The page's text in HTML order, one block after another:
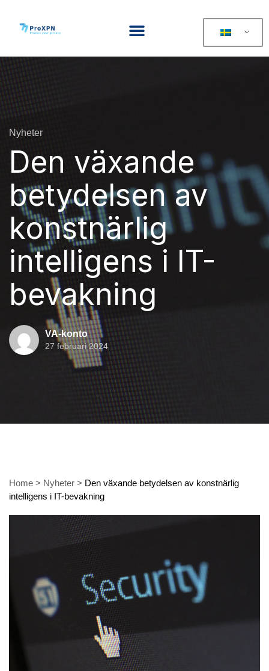
Nyheter
Den växande
betydelsen av
konstnärlig
intelligens i IT-
bevakning
VA-konto
27 februari 2024
Home > Nyheter > Den växande betydelsen av konstnärlig
intelligens i IT-bevakning